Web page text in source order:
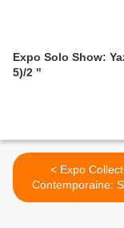
Expo Solo Show:
5)/2 "
< Expo Collective
Contemporaine:
Mind, painting